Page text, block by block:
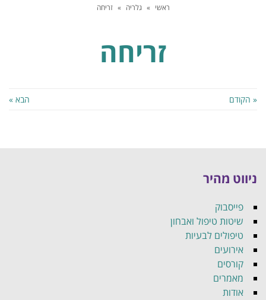
ראשי » גלריה » זריחה
זריחה
« הקודם הבא »
ניווט מהיר
פייסבוק
שיטות טיפול ואבחון
טיפולים לבעיות
אירועים
קורסים
מאמרים
אודות